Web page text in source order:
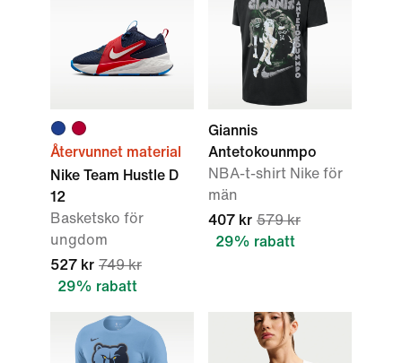
Återvunnet material
Nike Team Hustle D
12
Basketsko för
ungdom
527 kr 749 kr
29% rabatt
Giannis
Antetokounmpo
NBA-t-shirt Nike för
män
407 kr 579 kr
29% rabatt